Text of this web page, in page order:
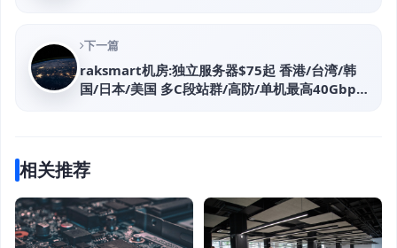
下一篇
raksmart机房:独立服务器$75起 香港/台湾/韩
国/日本/美国 多C段站群/高防/单机最高40Gbps
相关推荐